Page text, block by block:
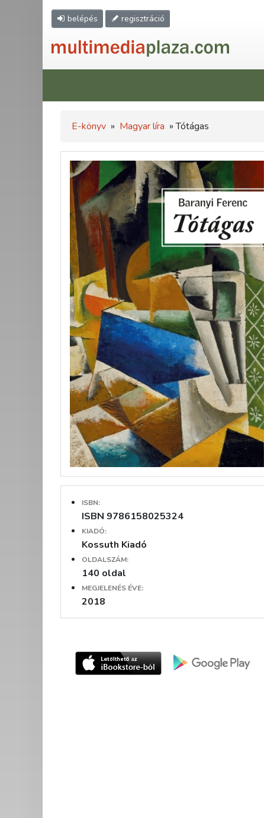
belépés regisztráció
E-könyv » Magyar líra » Tótágas
ISBN:
ISBN 9786158025324
KIADÓ:
Kossuth Kiadó
OLDALSZÁM:
140 oldal
MEGJELENÉS ÉVE:
2018